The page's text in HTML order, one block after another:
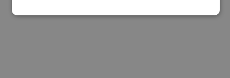
Vendibile